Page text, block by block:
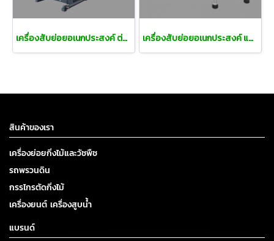
เครื่องสับย่อยอเนกประสงค์ ต่อท้ายแทรคเตอร์ เครื่องสับย่อยอเนกประสงค์ แบบ 2 ระบบ
สินค้าของเรา
เครื่องย่อยกิ่งไม้และวัชพืช
รถพรวนดิน
กรรไกรตัดกิ่งไม้
เครื่องยนต์ เครื่องสูบน้ำ
แบรนด์